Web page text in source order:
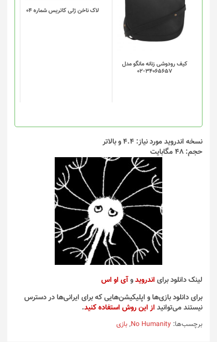
کیف رودوشی زنانه مانگو مدل
34065657-02
لاک ناخن ژلی کاتریس شماره 04
نسخه اندروید مورد نیاز: 4.4 و بالاتر
حجم: 48 مگابایت
لینک دانلود برای اندرویدوآی او اس
برای دانلود بازی‌ها و اپلیکیشن‌هایی که برای ایرانی‌ها در دسترس
نیستند می‌توانید از این روش استفاده کنید.
برچسب‌ها: No Humanity
,بازی